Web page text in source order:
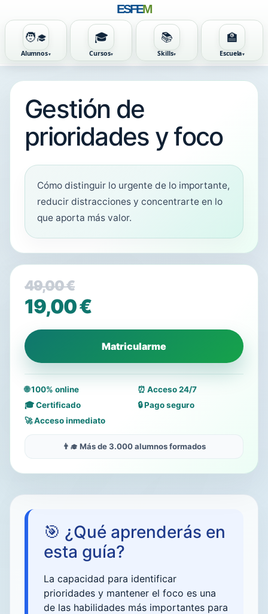
ESFEM
🧑‍🎓
Alumnos
🎓
Cursos
📚
Skills
🏫
Escuela
Gestión de
prioridades y foco
Cómo distinguir lo urgente de lo importante,
reducir distracciones y concentrarte en lo
que aporta más valor.
49,00€
El
precio
original
era:
49,00 €.
19,00€
El
precio
actual
es:
19,00 €.
Matricularme
🌐 100% online
⏰ Acceso 24/7
🎓 Certificado
🔒 Pago seguro
🚀 Acceso inmediato
👨‍🎓 Más de 3.000 alumnos formados
🎯 ¿Qué aprenderás en
esta guía?
La capacidad para identificar
prioridades y mantener el foco es una
de las habilidades más importantes para